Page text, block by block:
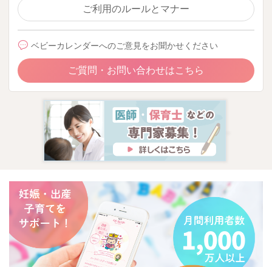
ご利用のルールとマナー
ベビーカレンダーへのご意見をお聞かせください
ご質問・お問い合わせはこちら